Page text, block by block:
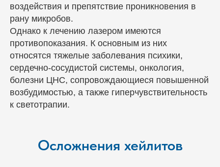
воздействия и препятствие проникновения в
рану микробов.
Однако к лечению лазером имеются
противопоказания. К основным из них
относятся тяжелые заболевания психики,
сердечно-сосудистой системы, онкология,
болезни ЦНС, сопровождающиеся повышенной
возбудимостью, а также гиперчувствительность
к светотрапии.
Осложнения хейлитов
Клиника расположена в шаговой
доступности от остановок и парковки.
Вы можете записаться по телефону,
через мессенджеры. Мы оперативно
свяжемся с вами для подтверждения
записи.
Адреса клиник в Ростове-на-Дону:
Пн-Пт: с 08:00 до 20:00
Сб-Вс: с 08:00 до 18:00
ул. Социалистическая д. 123
Построить маршрут